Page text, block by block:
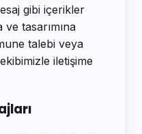
gibi içerikler
tasarımına
talebi veya
iletişime